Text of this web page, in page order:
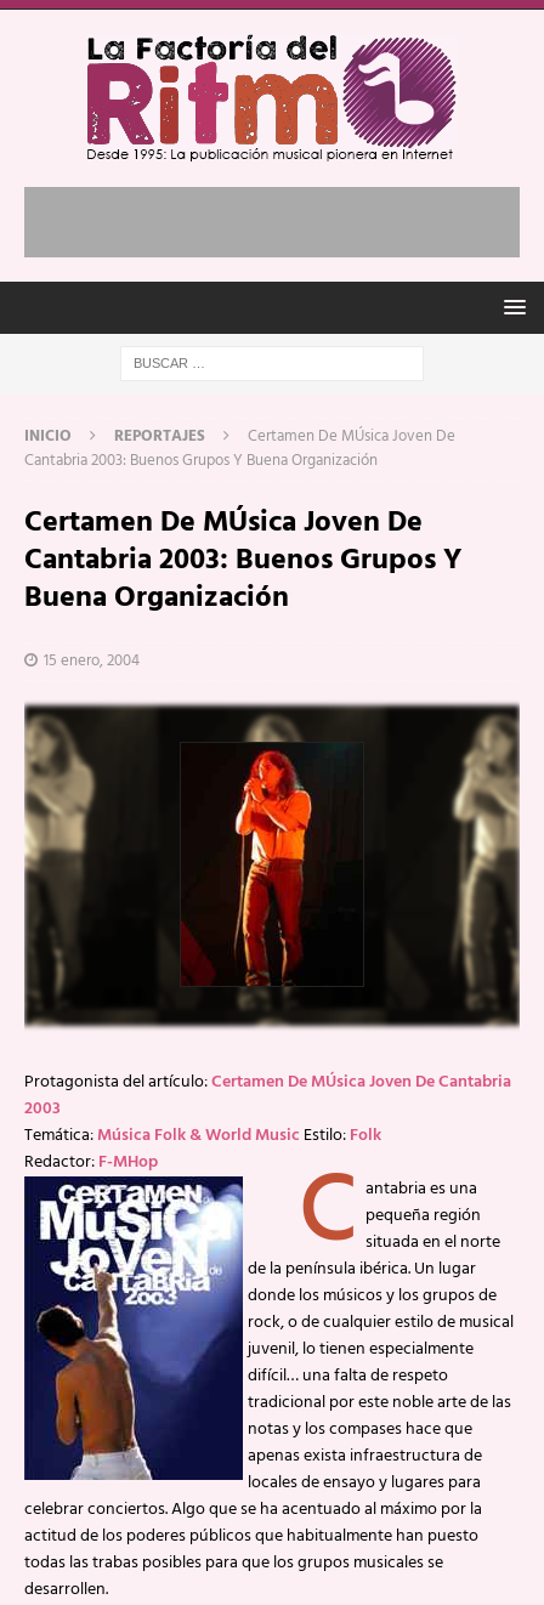
INICIO REPORTAJES
Certamen De MÚsica Joven De
Cantabria 2003: Buenos Grupos Y Buena Organización
Certamen De MÚsica Joven De
Cantabria 2003: Buenos Grupos Y
Buena Organización
15 enero, 2004
Protagonista del artículo:Certamen De MÚsica Joven De Cantabria
2003
Temática:Música Folk & World Music Estilo:Folk
Redactor:F-MHop C antabria es una
pequeña región
situada en el norte
de la península ibérica. Un lugar
donde los músicos y los grupos de
rock, o de cualquier estilo de musical
juvenil, lo tienen especialmente
difícil… una falta de respeto
tradicional por este noble arte de las
notas y los compases hace que
apenas exista infraestructura de
locales de ensayo y lugares para
celebrar conciertos. Algo que se ha acentuado al máximo por la
actitud de los poderes públicos que habitualmente han puesto
todas las trabas posibles para que los grupos musicales se
desarrollen.